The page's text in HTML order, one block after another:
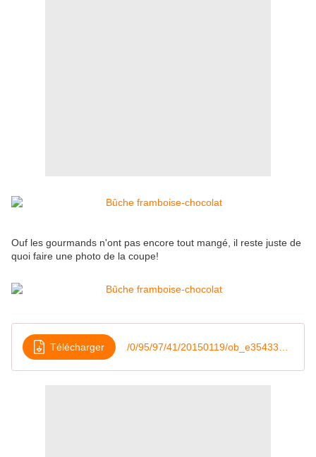
Ouf les gourmands n'ont pas encore tout mangé, il reste juste de
quoi faire une photo de la coupe!
Télécharger